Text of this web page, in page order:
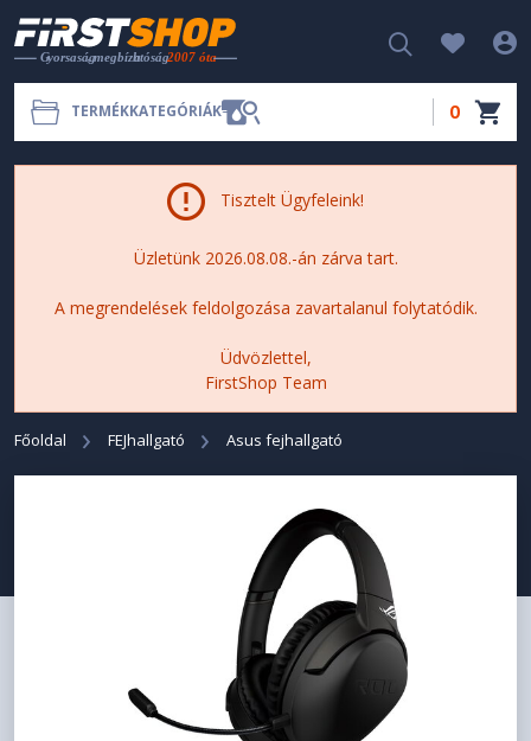
TERMÉKKATEGÓRIÁK 0
Tisztelt Ügyfeleink!
Üzletünk 2026.08.08.-án zárva tart.
A megrendelések feldolgozása zavartalanul folytatódik.
Üdvözlettel,
FirstShop Team
Főoldal FEJhallgató Asus fejhallgató